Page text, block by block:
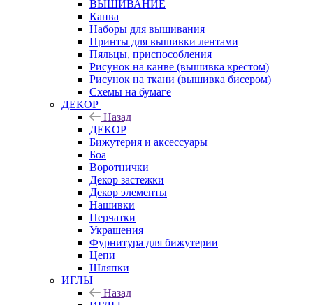
ВЫШИВАНИЕ
Канва
Наборы для вышивания
Принты для вышивки лентами
Пяльцы, приспособления
Рисунок на канве (вышивка крестом)
Рисунок на ткани (вышивка бисером)
Схемы на бумаге
ДЕКОР
Назад
ДЕКОР
Бижутерия и аксессуары
Боа
Воротнички
Декор застежки
Декор элементы
Нашивки
Перчатки
Украшения
Фурнитура для бижутерии
Цепи
Шляпки
ИГЛЫ
Назад